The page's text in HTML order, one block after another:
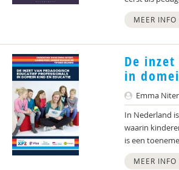
MEER INFO
De
in
Emma
In Nederland
waarin
is een
MEER INFO